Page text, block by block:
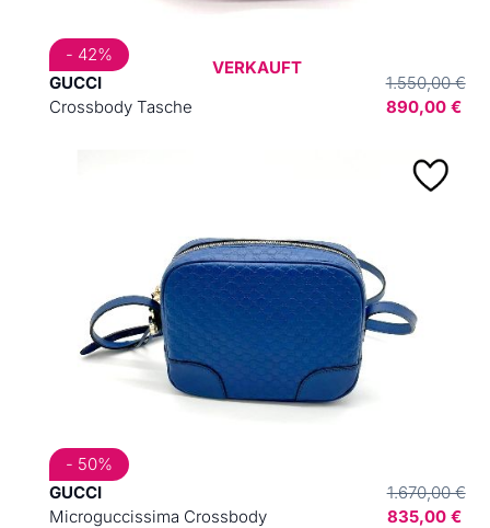
GUCCI
Crossbody Tasche
1.550,00 €
890,00 €
VERKAUFT
- 42%
GUCCI
Microguccissima Crossbody
1.670,00 €
835,00 €
- 50%